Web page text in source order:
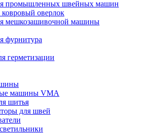
промышленных швейных машин
оверлок
мешкозашивочной машины
фурнитура
герметизации
машины VMA
шитья
для швей